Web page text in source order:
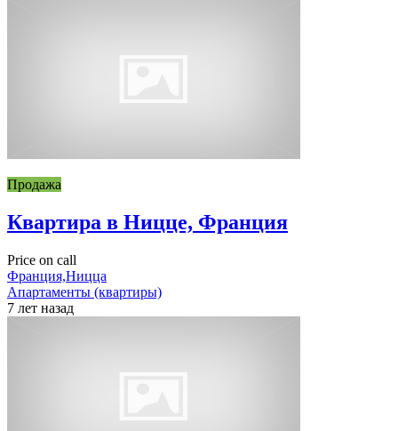
Продажа
Квартира в Ницце, Франция
Price on call
Франция,Ницца
Апартаменты (квартиры)
7 лет назад